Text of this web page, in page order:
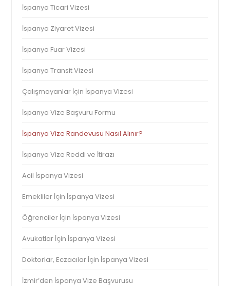
İspanya Ticari Vizesi
İspanya Ziyaret Vizesi
İspanya Fuar Vizesi
İspanya Transit Vizesi
Çalışmayanlar İçin İspanya Vizesi
İspanya Vize Başvuru Formu
İspanya Vize Randevusu Nasıl Alınır?
İspanya Vize Reddi ve İtirazı
Acil İspanya Vizesi
Emekliler İçin İspanya Vizesi
Öğrenciler İçin İspanya Vizesi
Avukatlar İçin İspanya Vizesi
Doktorlar, Eczacılar İçin İspanya Vizesi
İzmir’den İspanya Vize Başvurusu